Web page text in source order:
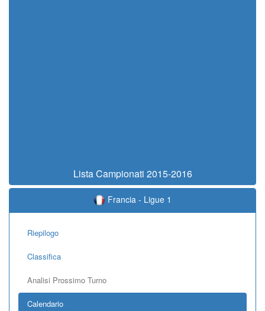
Lista Campionati 2015-2016
Francia - Ligue 1
Riepilogo
Classifica
Analisi Prossimo Turno
Calendario